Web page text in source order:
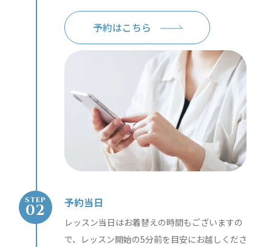
予約はこちら
STEP 予約当日
レッスン当日はお着替えの時間もございますの
で、レッスン開始の5分前を目安にお越しくださ